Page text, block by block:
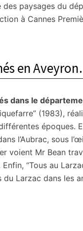
paysages du
à Cannes
en
dans le
(1983),
époques.
l’Aubrac, sous
voient Mr Bean
“Tous au
Larzac dans les